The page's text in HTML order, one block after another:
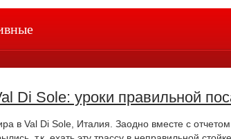
Di Sole: уроки правильной
в Val Di Sole, Италия. Заодно вместе с